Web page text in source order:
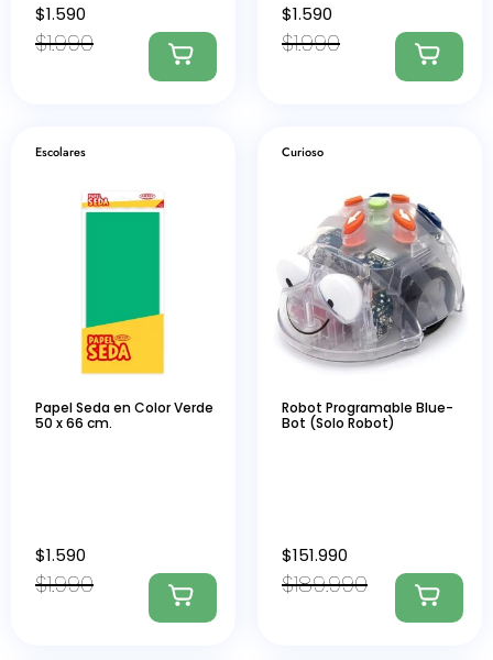
$1.990
$1.590
$1.990
$1.590
Escolares
Papel Seda en Color Verde
50 x 66 cm.
$1.990
$1.590
Curioso
Robot Programable Blue-
Bot (Solo Robot)
$189.990
$151.990